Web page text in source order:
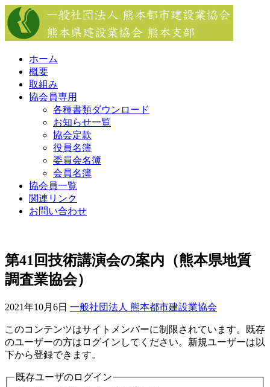
Skip
to
content
ホーム
概要
取組み
協会員専用
各種書類ダウンロード
お知らせ一覧
協会定款
役員名簿
委員会名簿
会員名簿
協会員一覧
関連リンク
お問い合わせ
第41回技術講演会の案内（熊本県地質
調査業協会）
2021年10月6日 一般社団法人 熊本都市建設業協会
このコンテンツはサイトメンバーに制限されています。既存
のユーザーの方はログインしてください。新規ユーザーは以
下から登録できます。
既存ユーザのログイン